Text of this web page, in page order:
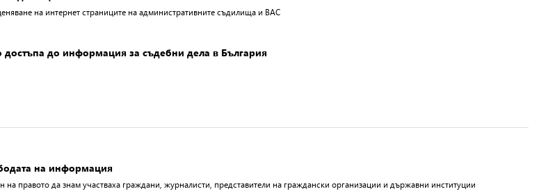
на интернет страниците на административните съдилища и ВАС
достъпа до информация за съдебни дела в България
на информация
правото да знам участваха граждани, журналисти, представители на граждански организации и държавни институции